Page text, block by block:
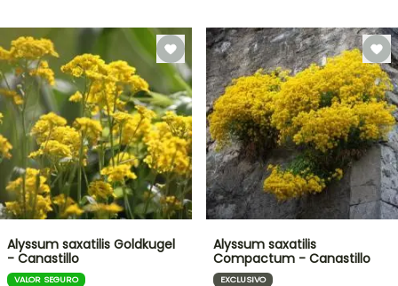
Alyssum saxatilis Goldkugel
- Canastillo
VALOR SEGURO
Alyssum saxatilis
Compactum - Canastillo
EXCLUSIVO